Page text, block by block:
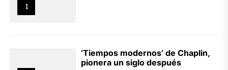
1
‘Tiempos modernos’ de Chaplin,
pionera un siglo después